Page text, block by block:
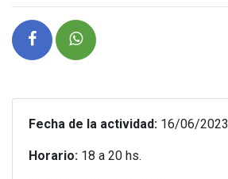
Fecha de la actividad: 16/06/2023
Horario: 18 a 20 hs.